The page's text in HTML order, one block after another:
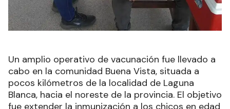
Un amplio operativo de vacunación fue llevado a
cabo en la comunidad Buena Vista, situada a
pocos kilómetros de la localidad de Laguna
Blanca, hacia el noreste de la provincia. El objetivo